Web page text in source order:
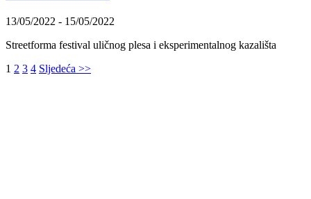
13/05/2022 - 15/05/2022
Streetforma festival uličnog plesa i eksperimentalnog kazališta
1 2 3 4 Sljedeća >>